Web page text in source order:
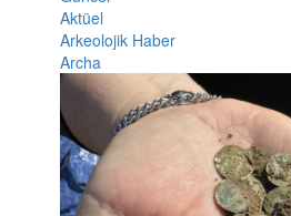
Aktüel
Arkeolojik Haber
Archa